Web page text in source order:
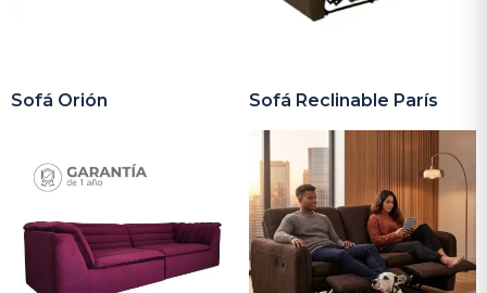
Sofá Orión Sofá Reclinable París